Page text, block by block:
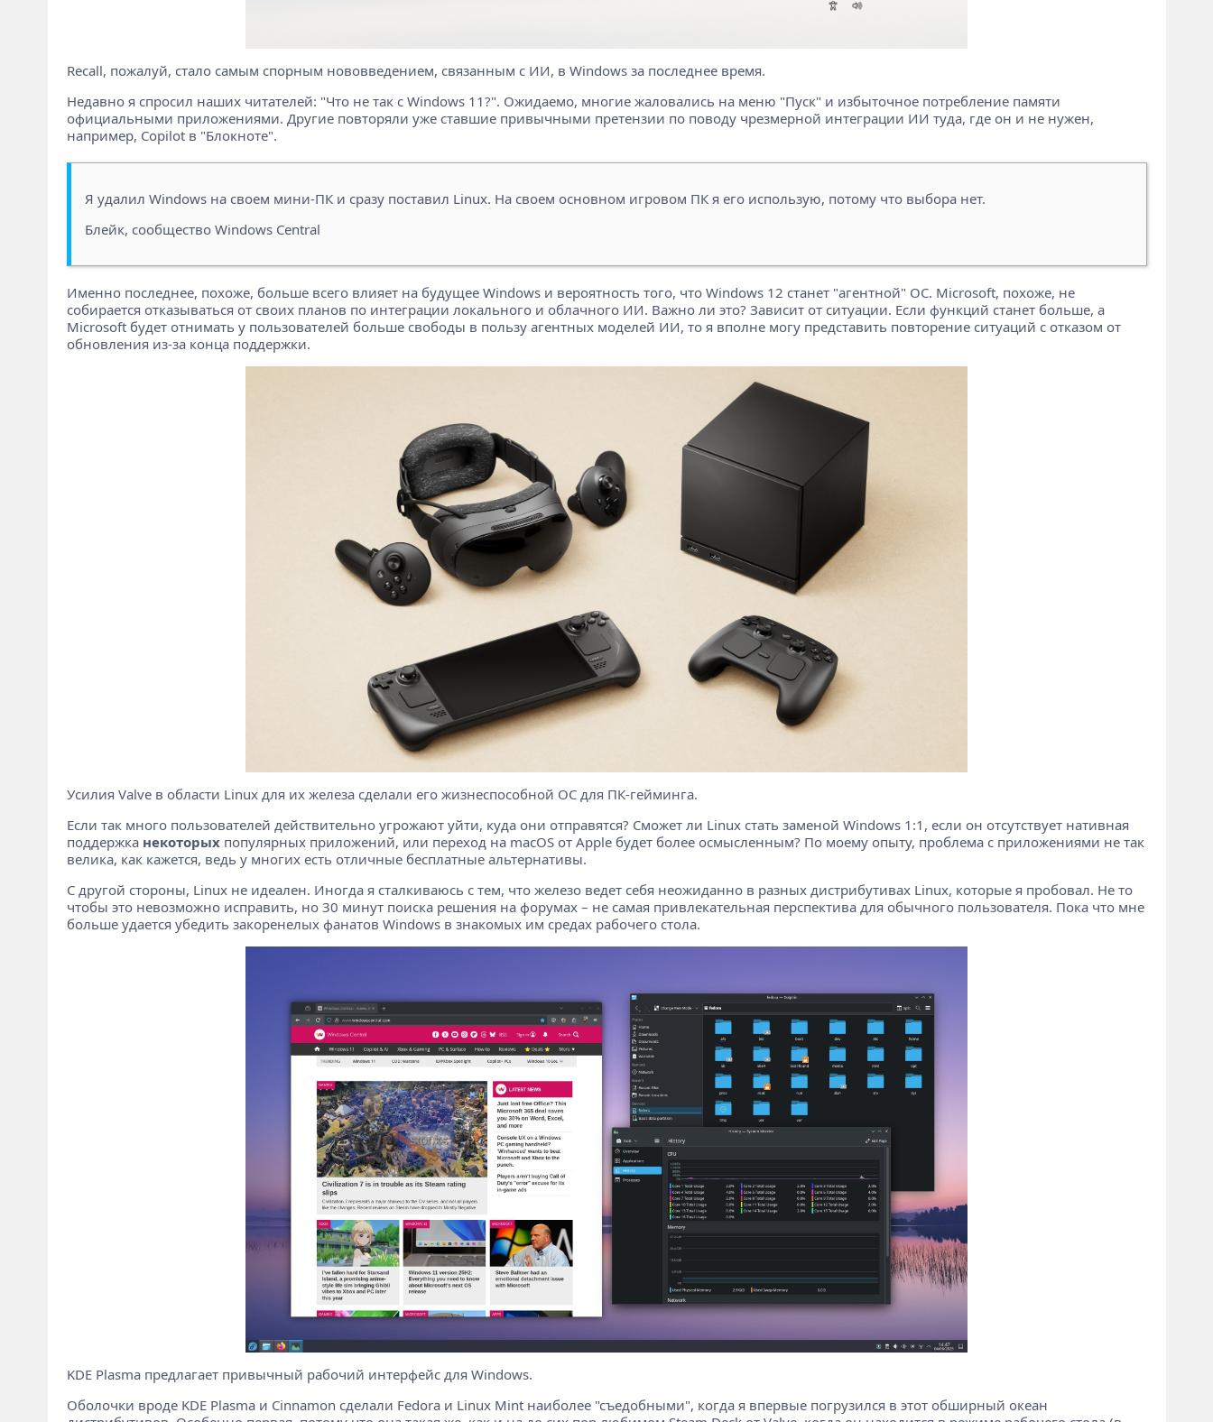
Recall, пожалуй, стало самым спорным нововведением, связанным с ИИ, в Windows за последнее время.
Недавно я спросил наших читателей: "Что не так с Windows 11?". Ожидаемо, многие жаловались на меню "Пуск" и избыточное потребление памяти
официальными приложениями. Другие повторяли уже ставшие привычными претензии по поводу чрезмерной интеграции ИИ туда, где он и не нужен,
например, Copilot в "Блокноте".
Я удалил Windows на своем мини-ПК и сразу поставил Linux. На своем основном игровом ПК я его использую, потому что выбора нет.
Блейк, сообщество Windows Central
Именно последнее, похоже, больше всего влияет на будущее Windows и вероятность того, что Windows 12 станет "агентной" ОС. Microsoft, похоже, не
собирается отказываться от своих планов по интеграции локального и облачного ИИ. Важно ли это? Зависит от ситуации. Если функций станет больше, а
Microsoft будет отнимать у пользователей больше свободы в пользу агентных моделей ИИ, то я вполне могу представить повторение ситуаций с отказом от
обновления из-за конца поддержки.
Усилия Valve в области Linux для их железа сделали его жизнеспособной ОС для ПК-гейминга.
Если так много пользователей действительно угрожают уйти, куда они отправятся? Сможет ли Linux стать заменой Windows 1:1, если он отсутствует нативная
поддержка некоторыхпопулярных приложений, или переход на macOS от Apple будет более осмысленным? По моему опыту, проблема с приложениями не так
велика, как кажется, ведь у многих есть отличные бесплатные альтернативы.
С другой стороны, Linux не идеален. Иногда я сталкиваюсь с тем, что железо ведет себя неожиданно в разных дистрибутивах Linux, которые я пробовал. Не то
чтобы это невозможно исправить, но 30 минут поиска решения на форумах – не самая привлекательная перспектива для обычного пользователя. Пока что мне
больше удается убедить закоренелых фанатов Windows в знакомых им средах рабочего стола.
KDE Plasma предлагает привычный рабочий интерфейс для Windows.
Оболочки вроде KDE Plasma и Cinnamon сделали Fedora и Linux Mint наиболее "съедобными", когда я впервые погрузился в этот обширный океан